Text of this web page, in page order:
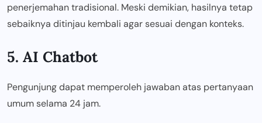
penerjemahan tradisional. Meski demikian, hasilnya tetap
sebaiknya ditinjau kembali agar sesuai dengan konteks.
5. AI Chatbot
Pengunjung dapat memperoleh jawaban atas pertanyaan
umum selama 24 jam.